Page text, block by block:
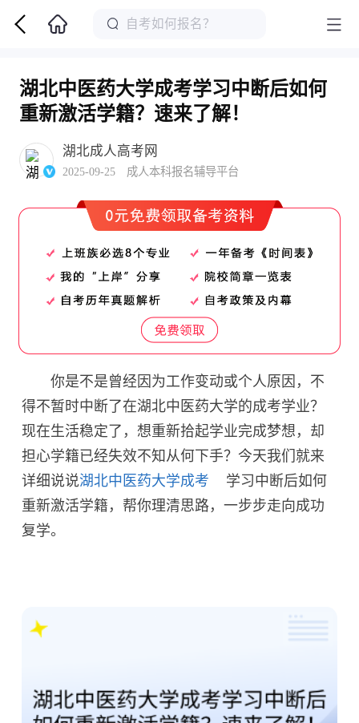
湖北中医药大学成考学习中断后如何
重新激活学籍？速来了解！
湖北成人高考网
2025-09-25 成人本科报名辅导平台
你是不是曾经因为工作变动或个人原因，不
得不暂时中断了在湖北中医药大学的成考学业？
现在生活稳定了，想重新拾起学业完成梦想，却
担心学籍已经失效不知从何下手？今天我们就来
详细说说湖北中医药大学成考
学习中断后如何
重新激活学籍，帮你理清思路，一步步走向成功
复学。